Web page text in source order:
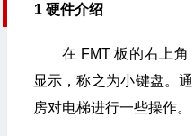
1 硬件介绍
在 FMT 板的右上
显示，称之为小键盘。
房对电梯进行一些操作。